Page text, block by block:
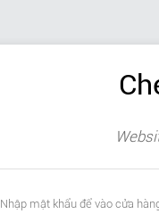
Nhập mật khẩu để vào cửa